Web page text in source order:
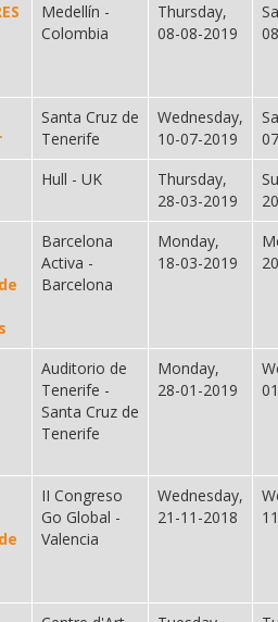
Medellín -
Colombia
Thursday,
08-08-2019
Santa Cruz de
Tenerife
Wednesday,
10-07-2019
Hull - UK
Thursday,
28-03-2019
Barcelona
Activa -
Barcelona
Monday,
18-03-2019
Auditorio de
Tenerife -
Santa Cruz de
Tenerife
Monday,
28-01-2019
II Congreso
Go Global -
Valencia
Wednesday,
21-11-2018